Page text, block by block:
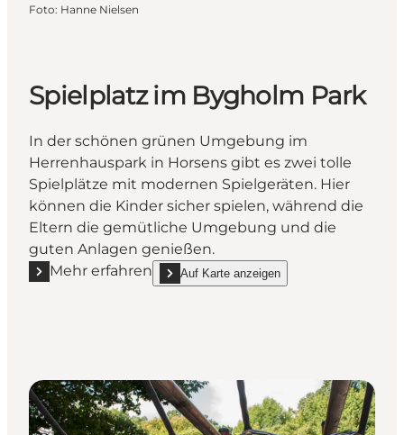
Foto: Hanne Nielsen
Spielplatz im Bygholm Park
In der schönen grünen Umgebung im
Herrenhauspark in Horsens gibt es zwei tolle
Spielplätze mit modernen Spielgeräten. Hier
können die Kinder sicher spielen, während die
Eltern die gemütliche Umgebung und die
guten Anlagen genießen.
Mehr erfahren
Mehr erfahren "Spielplatz im Bygholm Park"
Auf Karte anzeigen
show Spielplatz im Bygholm Park on_map